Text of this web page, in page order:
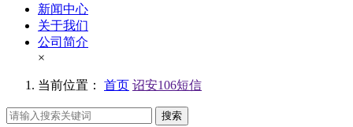
新闻中心
关于我们
公司简介
×
当前位置： 首页 诏安106短信
搜索